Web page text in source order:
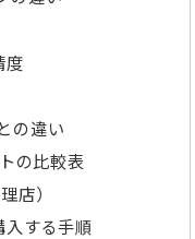
度
の違い
の比較表
店）
する手順